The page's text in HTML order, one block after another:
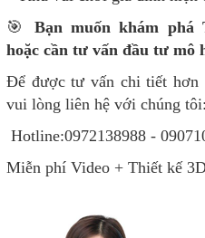
🎯Bạn muốn khám phá
hoặc cần tư vấn đầu tư mô
Để được tư vấn chi tiết hơn
vui lòng liên hệ với chúng tôi:
Hotline:0972138988 -
Miễn phí Video + Thiết kế